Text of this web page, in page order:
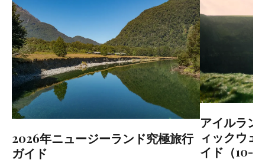
2026年ニュージーランド究極旅行
ガイド
アイルラン
ィックウェ
イド（10-